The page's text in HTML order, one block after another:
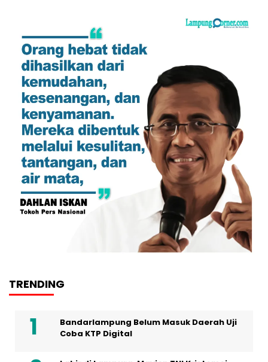
TRENDING
Bandarlampung Belum Masuk Daerah Uji
Coba KTP Digital